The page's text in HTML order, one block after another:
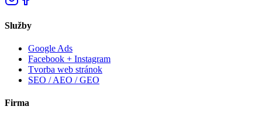
Služby
Google Ads
Facebook + Instagram
Tvorba web stránok
SEO / AEO / GEO
Firma